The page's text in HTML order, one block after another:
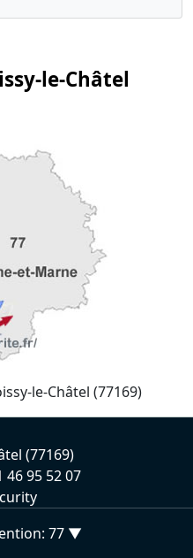
le-Châtel
le-Châtel (77169)
(77169)
46 95 52 07
77 ▼